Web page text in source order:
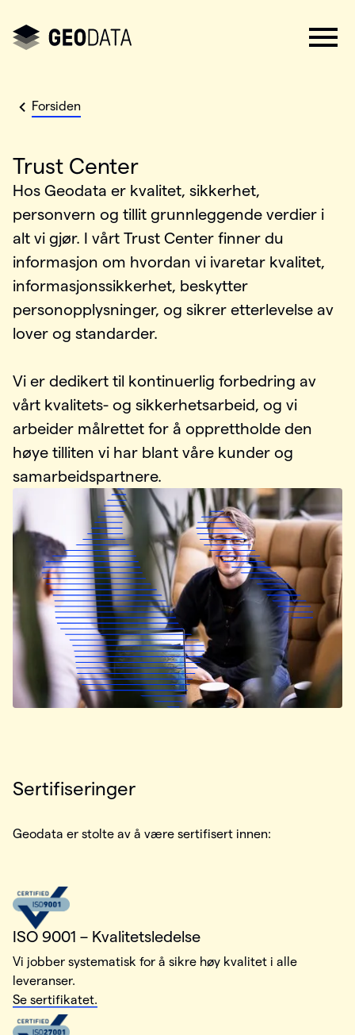
Forsiden
Trust Center
Hos Geodata er kvalitet, sikkerhet,
personvern og tillit grunnleggende verdier i
alt vi gjør. I vårt Trust Center finner du
informasjon om hvordan vi ivaretar kvalitet,
informasjonssikkerhet, beskytter
personopplysninger, og sikrer etterlevelse av
lover og standarder.
Vi er dedikert til kontinuerlig forbedring av
vårt kvalitets- og sikkerhetsarbeid, og vi
arbeider målrettet for å opprettholde den
høye tilliten vi har blant våre kunder og
samarbeidspartnere.
Sertifiseringer
Geodata er stolte av å være sertifisert innen:
ISO 9001 – Kvalitetsledelse
Vi jobber systematisk for å sikre høy kvalitet i alle
leveranser.
Se sertifikatet.